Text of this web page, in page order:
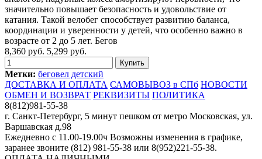
значительно повышает безопасность и удовольствие от
катания. Такой велобег способствует развитию баланса,
координации и уверенности у детей, что особенно важно в
возрасте от 2 до 5 лет. Бегов
8,360 руб. 5,299 руб.
Метки: беговел детский
ДОСТАВКА И ОПЛАТА САМОВЫВОЗ в СПб НОВОСТИ
ОБМЕН И ВОЗВРАТ РЕКВИЗИТЫ ПОЛИТИКА
8(812)981-55-38
г. Санкт-Петербург, 5 минут пешком от метро Московская, ул.
Варшавская д.98
Ежедневно c 11.00-19.00ч Возможны изменения в графике,
заранее звоните (812) 981-55-38 или 8(952)221-55-38.